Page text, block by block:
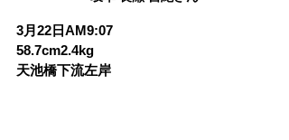
3月22日AM9:07
58.7cm2.4kg
天池橋下流左岸